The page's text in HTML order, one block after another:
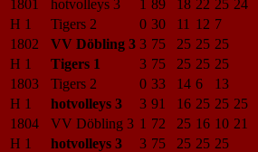
1801
hotvolleys 3 1 89 18 22 25 24
H 1
Tigers 2 0 30 11 12 7
1802
VV Döbling 3 3 75 25 25 25
H 1
Tigers 1 3 75 25 25 25
1803
Tigers 2 0 33 14 6
13
H 1
hotvolleys 3 3 91 16 25 25 25
1804
VV Döbling 3 1 72 25 16 10 21
H 1
hotvolleys 3 3 75 25 25 25